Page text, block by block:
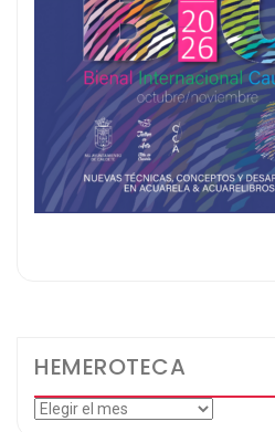
HEMEROTECA
Hemeroteca